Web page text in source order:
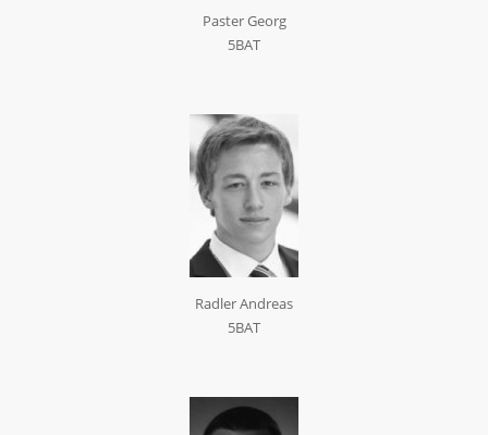
Paster Georg
5BAT
Radler Andreas
5BAT